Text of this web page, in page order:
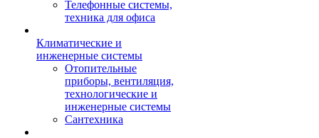
Телефонные системы,
техника для офиса
Климатические и
инженерные системы
Отопительные
приборы, вентиляция,
технологические и
инженерные системы
Сантехника